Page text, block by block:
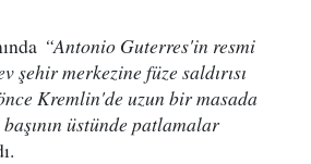
“Antonio Guterres'in resmi
şehir merkezine füze saldırısı
Kremlin'de uzun bir masada
üstünde patlamalar